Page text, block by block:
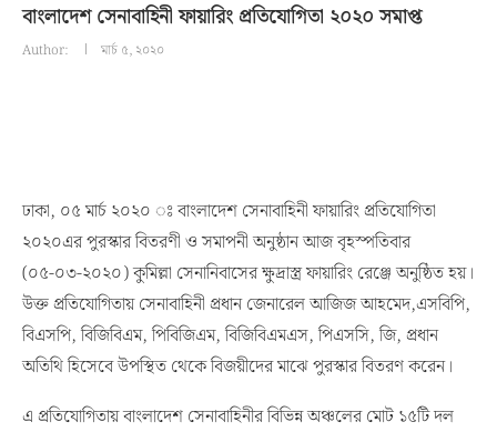
বাংলাদেশ সেনাবাহিনী ফায়ারিং প্রতিযোগিতা ২০২০ সমাপ্ত
Author: মার্চ ৫, ২০২০
ঢাকা, ০৫ মার্চ ২০২০ ঃ বাংলাদেশ সেনাবাহিনী ফায়ারিং প্রতিযোগিতা
২০২০এর পুরস্কার বিতরণী ও সমাপনী অনুষ্ঠান আজ বৃহস্পতিবার
(০৫-০৩-২০২০) কুমিল্লা সেনানিবাসের ক্ষুদ্রাস্ত্র ফায়ারিং রেঞ্জে অনুষ্ঠিত হয়।
উক্ত প্রতিযোগিতায় সেনাবাহিনী প্রধান জেনারেল আজিজ আহমেদ,এসবিপি,
বিএসপি, বিজিবিএম, পিবিজিএম, বিজিবিএমএস, পিএসসি, জি, প্রধান
অতিথি হিসেবে উপস্থিত থেকে বিজয়ীদের মাঝে পুরস্কার বিতরণ করেন।
এ প্রতিযোগিতায় বাংলাদেশ সেনাবাহিনীর বিভিন্ন অঞ্চলের মোট ১৫টি দল